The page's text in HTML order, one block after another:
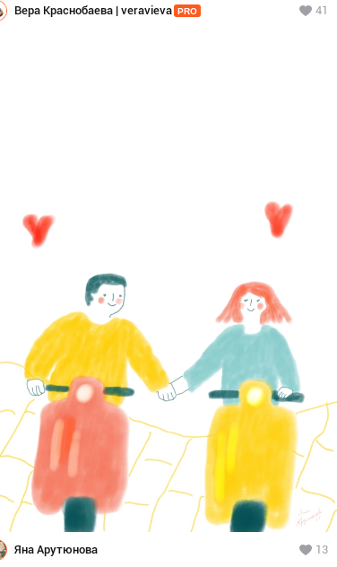
Вера Краснобаева | veravieva PRO 41
Яна Арутюнова 13